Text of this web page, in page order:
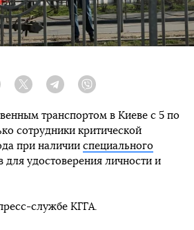
Facebook Twitter Telegram
транспортом в Киеве с 5 по
сотрудники критической
при наличии специального
для удостоверения личности и
службе КГГА.